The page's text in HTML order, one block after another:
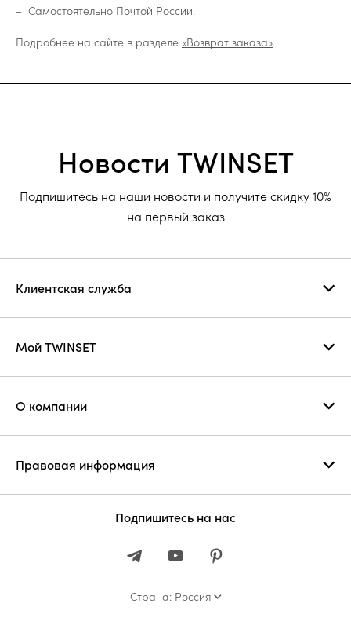
Самостоятельно Почтой России.
Подробнее на сайте в разделе «Возврат заказа».
Новости TWINSET
Подпишитесь на наши новости и получите скидку 10%
на первый заказ
Клиентская служба
Мой TWINSET
О компании
Правовая информация
Подпишитесь на нас
Страна: Россия